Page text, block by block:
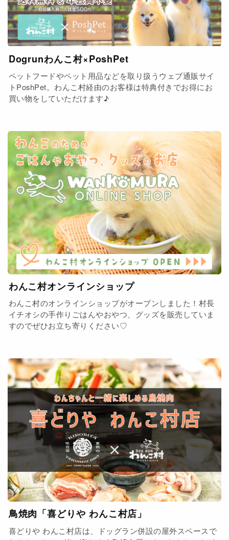
Dogrunわんこ村×PoshPet
ペットフードやペット用品などを取り扱うウェブ通販サイ
トPoshPet。わんこ村経由のお客様は特典付きでお得にお
買い物をしていただけます♪
わんこ村オンラインショップ
わんこ村のオンラインショップがオープンしました！村長
イチオシの手作りごはんやおやつ、グッズを販売していま
すのでぜひお立ち寄りください♡
鳥焼肉「喜どりや わんこ村店」
喜どりや わんこ村店は、ドッグラン併設の屋外スペースで